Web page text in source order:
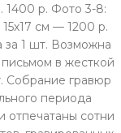
1400 р. Фото 3-8:
см — 1200 р.
1 шт. Возможна
в жесткой
Собрание гравюр
периода
отпечатаны сотни